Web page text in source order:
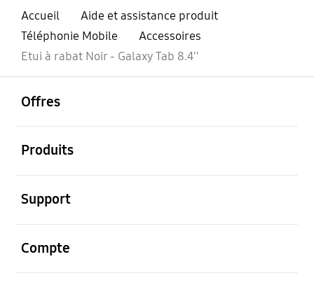
Accueil
Aide et assistance produit
Téléphonie Mobile
Accessoires
Etui à rabat Noir - Galaxy Tab 8.4''
Offres
Produits
Support
Compte